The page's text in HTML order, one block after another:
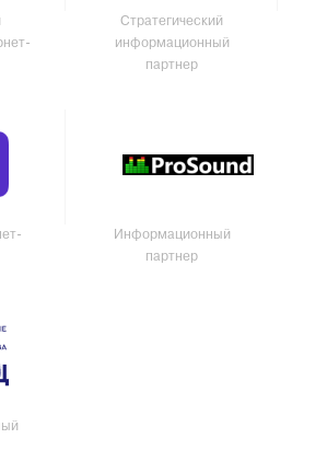
Стратегический
информационный
партнер
Информационный
партнер